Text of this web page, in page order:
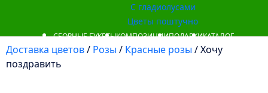
С гладиолусами
Цветы поштучно
СБОРНЫЕ БУКЕТЫКОМПОЗИЦИИПОДАРКИКАТАЛОГ
Доставка цветов/ Розы / Красные розы / Хочу
поздравить